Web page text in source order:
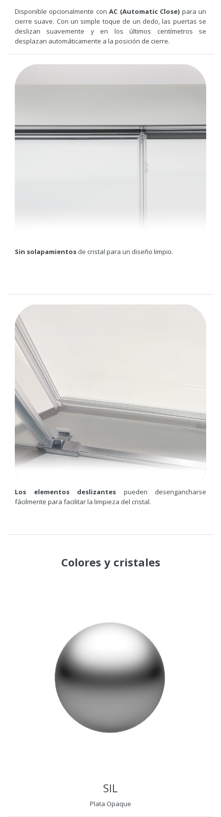
Disponible opcionalmente conAC (Automatic Close) para un
cierre suave. Con un simple toque de un dedo, las puertas se
deslizan suavemente y en los últimos centímetros se
desplazan automáticamente a la posición de cierre.
Sin solapamientos de cristal para un diseño limpio.
Los elementos deslizantes pueden desengancharse
fácilmente para facilitar la limpieza del cristal.
Colores y cristales
SIL
Plata Opaque